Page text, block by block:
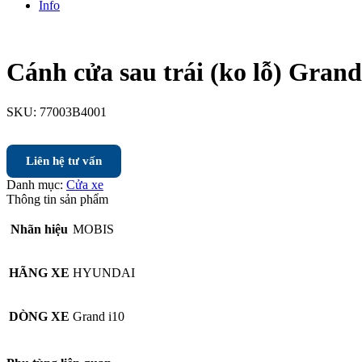
Info
Cánh cửa sau trái (ko lỗ)
SKU: 77003B4001
Liên hệ tư vấn
Danh mục: Cửa xe
Thông tin sản phẩm
Nhãn hiệu MOBIS
HÃNG XE HYUNDAI
DÒNG XE Grand i10